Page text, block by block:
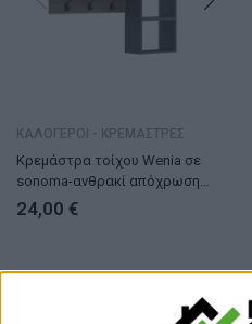
ΚΑΛΟΓΕΡΟΙ - ΚΡΕΜΑΣΤΡΕΣ
Κρεμάστρα τοίχου Wenia σε
sonoma-ανθρακί απόχρωση
99.5x15x61εκ
24,00 €